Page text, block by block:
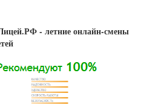
- летние онлайн-смены